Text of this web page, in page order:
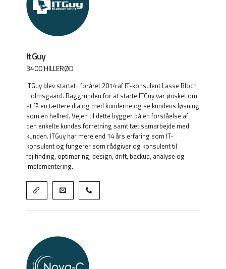
ItGuy
3400 HILLERØD
ITGuy blev startet i foråret 2014 af IT-konsulent Lasse Bloch
Holmsgaard. Baggrunden for at starte ITGuy var ønsket om
at få en tættere dialog med kunderne og se kundens løsning
som en helhed. Vejen til dette bygger på en forståelse af
den enkelte kundes forretning samt tæt samarbejde med
kunden. ITGuy har mere end 14 års erfaring som IT-
konsulent og fungerer som rådgiver og konsulent til
fejlfinding, optimering, design, drift, backup, analyse og
implementering.